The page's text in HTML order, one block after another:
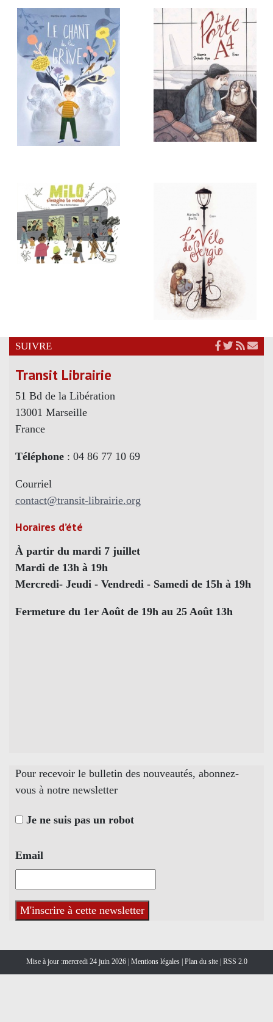
SUIVRE
Transit Librairie
51 Bd de la Libération
13001 Marseille
France
Téléphone : 04 86 77 10 69
Courriel
contact@transit-librairie.org
Horaires d’été
À partir du mardi 7 juillet
Mardi de 13h à 19h
Mercredi- Jeudi - Vendredi - Samedi de 15h à 19h
Fermeture du 1er Août de 19h au 25 Août 13h
Pour recevoir le bulletin des nouveautés, abonnez-
vous à notre newsletter
Je ne suis pas un robot
Email
Mise à jour :mercredi 24 juin 2026 | Mentions légales | Plan du site |RSS 2.0